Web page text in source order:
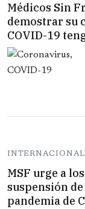
Médicos Sin
demostrar su
COVID-19
MSF urge a
suspensión
pandemia de